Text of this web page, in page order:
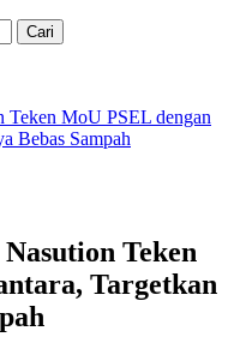
Teken MoU PSEL dengan
Bebas Sampah
Teken
Targetkan